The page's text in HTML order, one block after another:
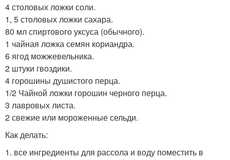
4 столовых ложки соли.
1, 5 столовых ложки сахара.
80 мл спиртового уксуса (обычного).
1 чайная ложка семян кориандра.
6 ягод можжевельника.
2 штуки гвоздики.
4 горошины душистого перца.
1/2 Чайной ложки горошин черного перца.
3 лавровых листа.
2 свежие или мороженные сельди.
Как делать:
1. все ингредиенты для рассола и воду поместить в